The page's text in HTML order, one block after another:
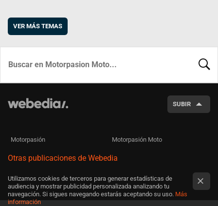
VER MÁS TEMAS
SUBIR
Motorpasión Motorpasión Moto
Otras publicaciones de Webedia
Utilizamos cookies de terceros para generar estadísticas de
audiencia y mostrar publicidad personalizada analizando tu
navegación. Si sigues navegando estarás aceptando su uso. Más
información